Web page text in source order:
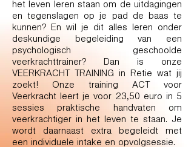
het leven leren staan om de uitdagingen
en tegenslagen op je pad de baas te
kunnen? En wil je dit alles leren onder
deskundige begeleiding van een
psychologisch geschoolde
veerkrachttrainer? Dan is onze
VEERKRACHT TRAINING in Retie wat jij
zoekt! Onze training ACT voor
Veerkracht leert je voor 23,50 euro in 5
sessies praktische handvaten om
veerkrachtiger in het leven te staan. Je
wordt daarnaast extra begeleidt met
een individuele intake en opvolgsessie.